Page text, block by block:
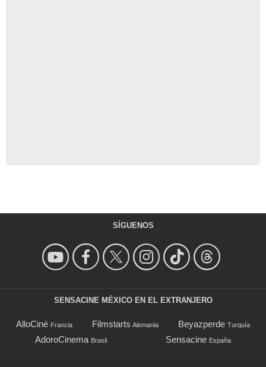
SÍGUENOS
SENSACINE MÉXICO EN EL EXTRANJERO
AlloCiné Francia Filmstarts Alemania Beyazperde Turquía
AdoroCinema Brasil Sensacine España